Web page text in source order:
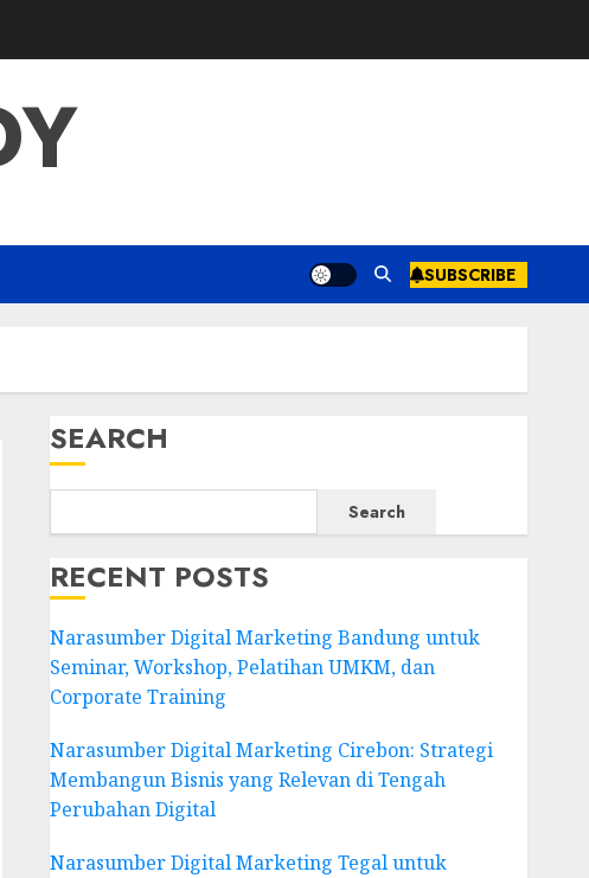
SUBSCRIBE
SEARCH
Search
RECENT POSTS
Narasumber Digital Marketing Bandung untuk
Seminar, Workshop, Pelatihan UMKM, dan
Corporate Training
Narasumber Digital Marketing Cirebon: Strategi
Membangun Bisnis yang Relevan di Tengah
Perubahan Digital
Narasumber Digital Marketing Tegal untuk